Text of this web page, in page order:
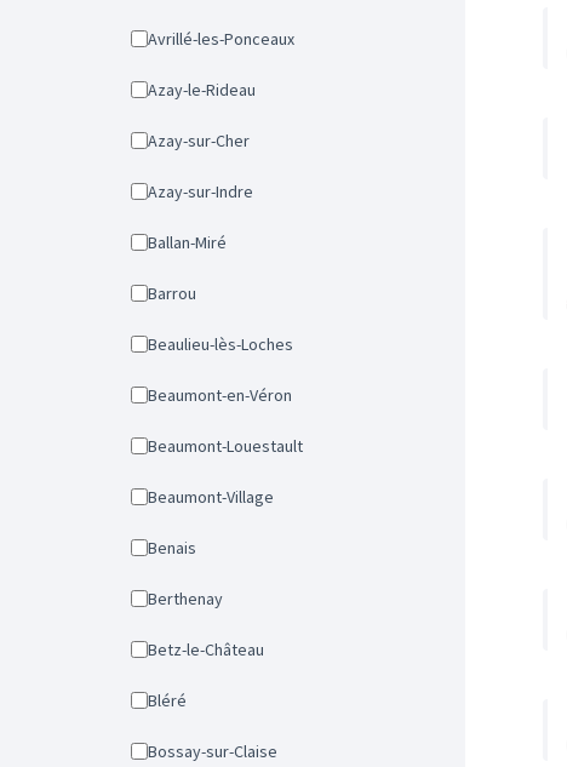
Avrillé-les-Ponceaux
Azay-le-Rideau
Azay-sur-Cher
Azay-sur-Indre
Ballan-Miré
Barrou
Beaulieu-lès-Loches
Beaumont-en-Véron
Beaumont-Louestault
Beaumont-Village
Benais
Berthenay
Betz-le-Château
Bléré
Bossay-sur-Claise